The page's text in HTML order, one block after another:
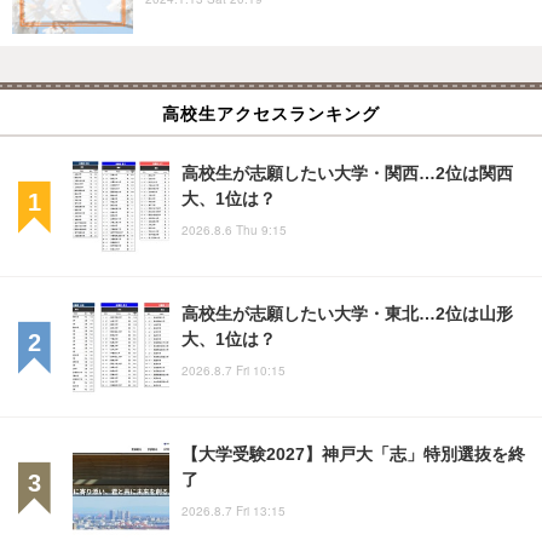
高校生アクセスランキング
高校生が志願したい大学・関西…2位は関西
大、1位は？
2026.8.6 Thu 9:15
高校生が志願したい大学・東北…2位は山形
大、1位は？
2026.8.7 Fri 10:15
【大学受験2027】神戸大「志」特別選抜を終
了
2026.8.7 Fri 13:15